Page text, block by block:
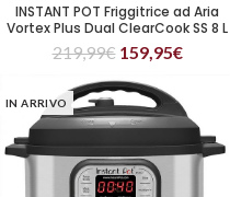
INSTANT POT Friggitrice ad Aria
Vortex Plus Dual ClearCook SS 8 L
219,99€ 159,95€
IN ARRIVO